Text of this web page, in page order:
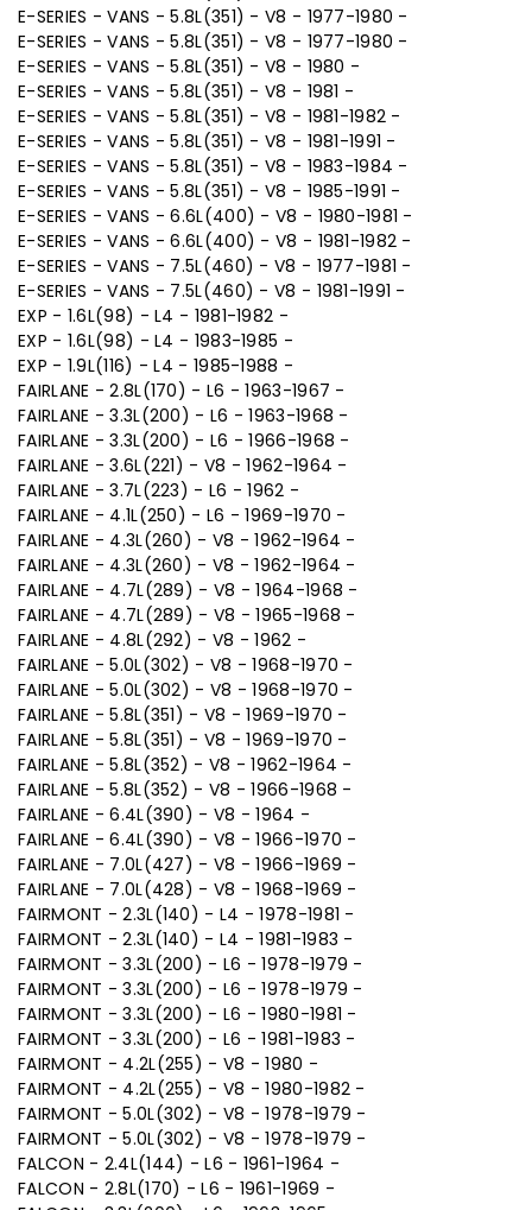
E-SERIES - VANS - 5.8L(351) - V8 - 1977-1980 -
E-SERIES - VANS - 5.8L(351) - V8 - 1977-1980 -
E-SERIES - VANS - 5.8L(351) - V8 - 1980 -
E-SERIES - VANS - 5.8L(351) - V8 - 1981 -
E-SERIES - VANS - 5.8L(351) - V8 - 1981-1982 -
E-SERIES - VANS - 5.8L(351) - V8 - 1981-1991 -
E-SERIES - VANS - 5.8L(351) - V8 - 1983-1984 -
E-SERIES - VANS - 5.8L(351) - V8 - 1985-1991 -
E-SERIES - VANS - 6.6L(400) - V8 - 1980-1981 -
E-SERIES - VANS - 6.6L(400) - V8 - 1981-1982 -
E-SERIES - VANS - 7.5L(460) - V8 - 1977-1981 -
E-SERIES - VANS - 7.5L(460) - V8 - 1981-1991 -
EXP - 1.6L(98) - L4 - 1981-1982 -
EXP - 1.6L(98) - L4 - 1983-1985 -
EXP - 1.9L(116) - L4 - 1985-1988 -
FAIRLANE - 2.8L(170) - L6 - 1963-1967 -
FAIRLANE - 3.3L(200) - L6 - 1963-1968 -
FAIRLANE - 3.3L(200) - L6 - 1966-1968 -
FAIRLANE - 3.6L(221) - V8 - 1962-1964 -
FAIRLANE - 3.7L(223) - L6 - 1962 -
FAIRLANE - 4.1L(250) - L6 - 1969-1970 -
FAIRLANE - 4.3L(260) - V8 - 1962-1964 -
FAIRLANE - 4.3L(260) - V8 - 1962-1964 -
FAIRLANE - 4.7L(289) - V8 - 1964-1968 -
FAIRLANE - 4.7L(289) - V8 - 1965-1968 -
FAIRLANE - 4.8L(292) - V8 - 1962 -
FAIRLANE - 5.0L(302) - V8 - 1968-1970 -
FAIRLANE - 5.0L(302) - V8 - 1968-1970 -
FAIRLANE - 5.8L(351) - V8 - 1969-1970 -
FAIRLANE - 5.8L(351) - V8 - 1969-1970 -
FAIRLANE - 5.8L(352) - V8 - 1962-1964 -
FAIRLANE - 5.8L(352) - V8 - 1966-1968 -
FAIRLANE - 6.4L(390) - V8 - 1964 -
FAIRLANE - 6.4L(390) - V8 - 1966-1970 -
FAIRLANE - 7.0L(427) - V8 - 1966-1969 -
FAIRLANE - 7.0L(428) - V8 - 1968-1969 -
FAIRMONT - 2.3L(140) - L4 - 1978-1981 -
FAIRMONT - 2.3L(140) - L4 - 1981-1983 -
FAIRMONT - 3.3L(200) - L6 - 1978-1979 -
FAIRMONT - 3.3L(200) - L6 - 1978-1979 -
FAIRMONT - 3.3L(200) - L6 - 1980-1981 -
FAIRMONT - 3.3L(200) - L6 - 1981-1983 -
FAIRMONT - 4.2L(255) - V8 - 1980 -
FAIRMONT - 4.2L(255) - V8 - 1980-1982 -
FAIRMONT - 5.0L(302) - V8 - 1978-1979 -
FAIRMONT - 5.0L(302) - V8 - 1978-1979 -
FALCON - 2.4L(144) - L6 - 1961-1964 -
FALCON - 2.8L(170) - L6 - 1961-1969 -